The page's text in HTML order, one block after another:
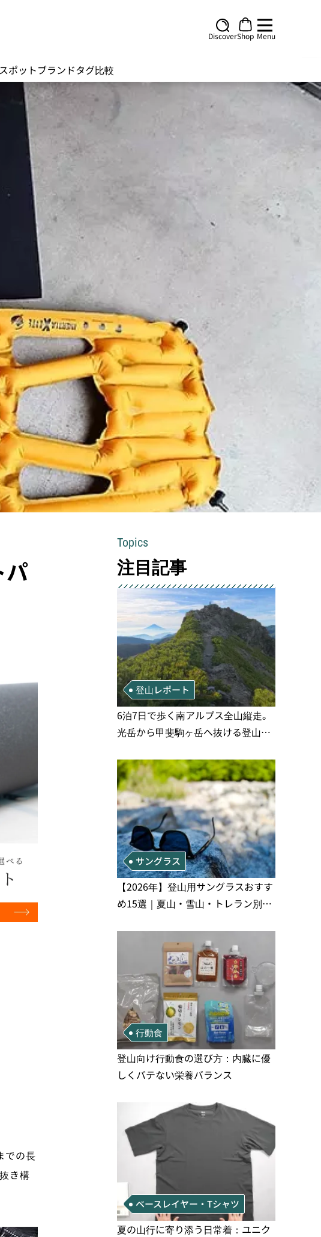
DiscoverShop Menu
ポットブランドタグ比較
での長
き構
Topics
注目記事
登山レポート
6泊7日で歩く南アルプス全山縦走。
光岳から甲斐駒ヶ岳へ抜ける登山の
サングラス
【2026年】登山用サングラスおすす
め15選｜夏山・雪山・トレラン別、
行動食
登山向け行動食の選び方：内臓に優
しくバテない栄養バランス
ベースレイヤー・Tシャツ
夏の山行に寄り添う日常着：ユニク